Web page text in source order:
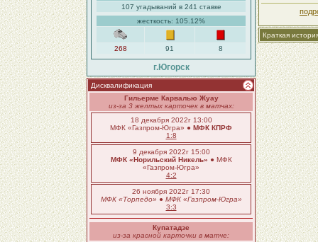
107 угадываний в 241 ставке
жесткость: 105.12%
268 91 8
г.Югорск
Дисквалификация
Гильерме Карвалью Жуау
из-за 3 желтых карточек в матчах:
18 декабря 2022г 13:00
МФК «Газпром-Югра» ● МФК КПРФ
1:8
9 декабря 2022г 15:00
МФК «Норильский Никель» ● МФК
«Газпром-Югра»
4:2
26 ноября 2022г 17:30
МФК «Торпедо» ● МФК «Газпром-Югра»
3:3
Купатадзе
из-за красной карточки в матче:
Краткая